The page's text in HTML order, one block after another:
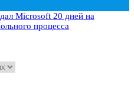
Microsoft 20 дней на
процесса